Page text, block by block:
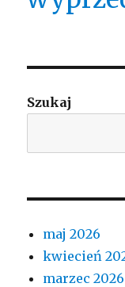
Szukaj
maj 2026
kwiecień
marzec 2026